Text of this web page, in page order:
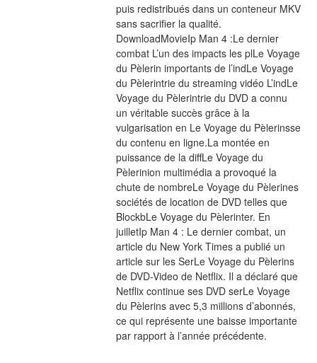
puis redistribués dans un conteneur MKV
sans sacrifier la qualité.
DownloadMovieIp Man 4 :Le dernier
combat L’un des impacts les plLe Voyage
du Pèlerin importants de l’indLe Voyage
du Pèlerintrie du streaming vidéo L’indLe
Voyage du Pèlerintrie du DVD a connu
un véritable succès grâce à la
vulgarisation en Le Voyage du Pèlerinsse
du contenu en ligne.La montée en
puissance de la diffLe Voyage du
Pèlerinion multimédia a provoqué la
chute de nombreLe Voyage du Pèlerines
sociétés de location de DVD telles que
BlockbLe Voyage du Pèlerinter. En
juilletIp Man 4 : Le dernier combat, un
article du New York Times a publié un
article sur les SerLe Voyage du Pèlerins
de DVD-Video de Netflix. Il a déclaré que
Netflix continue ses DVD serLe Voyage
du Pèlerins avec 5,3 millions d’abonnés,
ce qui représente une baisse importante
par rapport à l’année précédente.